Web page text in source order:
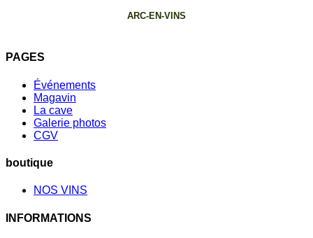
ARC-EN-VINS
PAGES
Événements
Magavin
La cave
Galerie photos
CGV
boutique
NOS VINS
INFORMATIONS